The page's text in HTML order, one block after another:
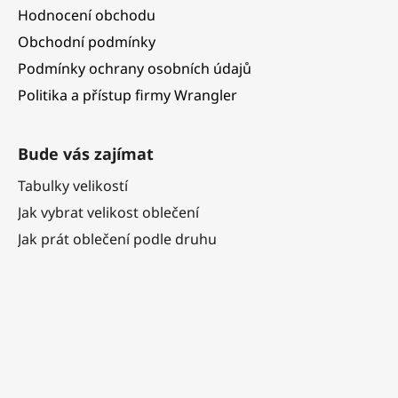
Hodnocení obchodu
Obchodní podmínky
Podmínky ochrany osobních údajů
Politika a přístup firmy Wrangler
Bude vás zajímat
Tabulky velikostí
Jak vybrat velikost oblečení
Jak prát oblečení podle druhu